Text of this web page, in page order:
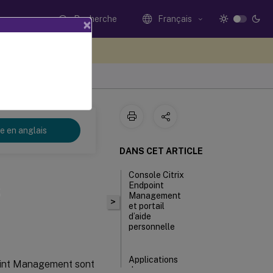
Recherche Français
en anglais
Management sont
>
DANS CET ARTICLE
Console Citrix
Endpoint
Management
et portail
d’aide
personnelle
Applications
de
×